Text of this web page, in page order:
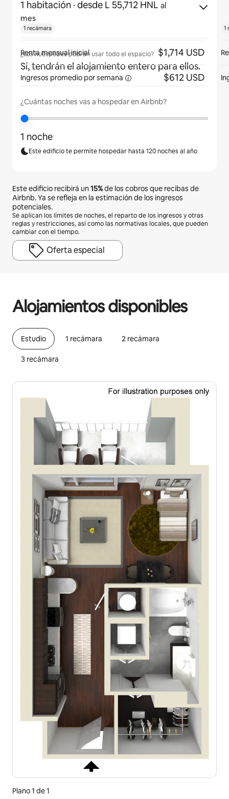
1 habitación · desde L 55,712 HNL al
mes
¿Los huéspedes podrán usar todo el espacio?
Sí, tendrán el alojamiento entero para ellos.
¿Cuántas noches vas a hospedar en Airbnb?
1 noche
Este edificio te permite hospedar hasta 120 noches al año
Este edificio recibirá un15%de los cobros que recibas de
Airbnb. Ya se refleja en la estimación de los ingresos
potenciales.
Se aplican los límites de noches, el reparto de los ingresos y otras
reglas y restricciones, así como las normativas locales, que pueden
cambiar con el tiempo.
Oferta especial
Alojamientos disponibles
Estudio 1 recámara 2 recámara
3 recámara
Plano 1 de 1
1 recámara
Renta mensual inicial $1,714 USD
Ingresos promedio porsemana $612 USD
1